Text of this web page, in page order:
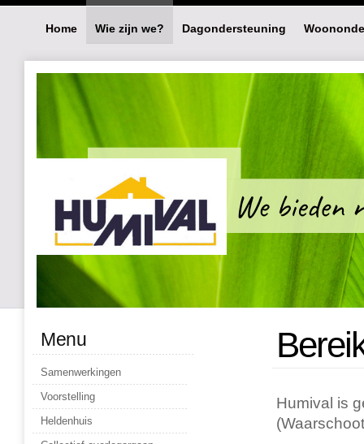
Home Wie zijn we? Dagondersteuning
Menu
Samenwerkingen
Voorstelling
Heldenhuis
Humival is